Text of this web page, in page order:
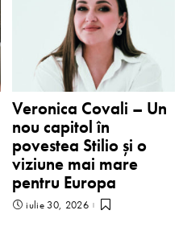
Veronica Covali – Un
nou capitol în
povestea Stilio și o
viziune mai mare
pentru Europa
iulie 30, 2026